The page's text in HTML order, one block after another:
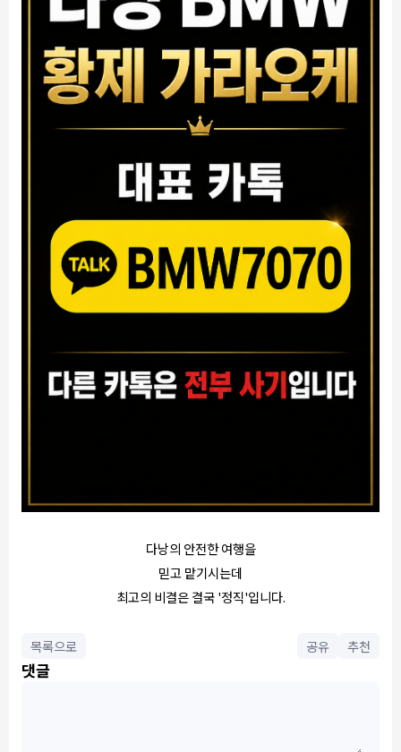
다낭의 안전한 여행을
믿고 맡기시는데
최고의 비결은 결국 '정직'입니다.
목록으로 공유 추천
댓글